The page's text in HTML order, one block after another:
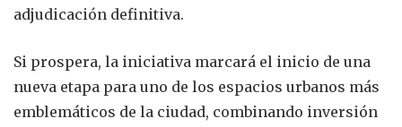
adjudicación definitiva.
Si prospera, la iniciativa marcará el inicio de una
nueva etapa para uno de los espacios urbanos más
emblemáticos de la ciudad, combinando inversión